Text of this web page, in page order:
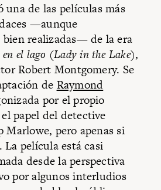
una de las películas más
—aunque
realizadas— de la era
el lago (Lady in the Lake),
Robert Montgomery. Se
de Raymond
por el propio
papel del detective
Marlowe, pero apenas si
La película está casi
desde la perspectiva
por algunos interludios